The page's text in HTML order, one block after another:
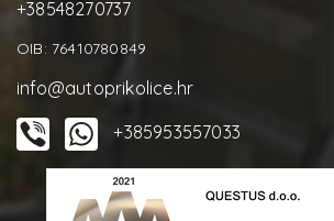
+38548270737
OIB: 76410780849
info@autoprikolice.hr
+385953557033